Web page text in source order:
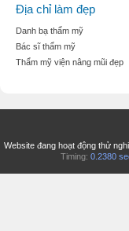
Địa chỉ làm đẹp
Danh bạ thẩm mỹ
Bác sĩ thẩm mỹ
Thẩm mỹ viện nâng mũi đẹp
Website đang hoạt động thử
Timing: 0.2380